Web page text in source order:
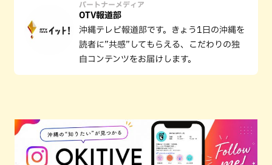
パートナーメディア
OTV報道部
沖縄テレビ報道部です。きょう1日の沖縄を
読者に”共感”してもらえる、こだわりの独
自コンテンツをお届けします。